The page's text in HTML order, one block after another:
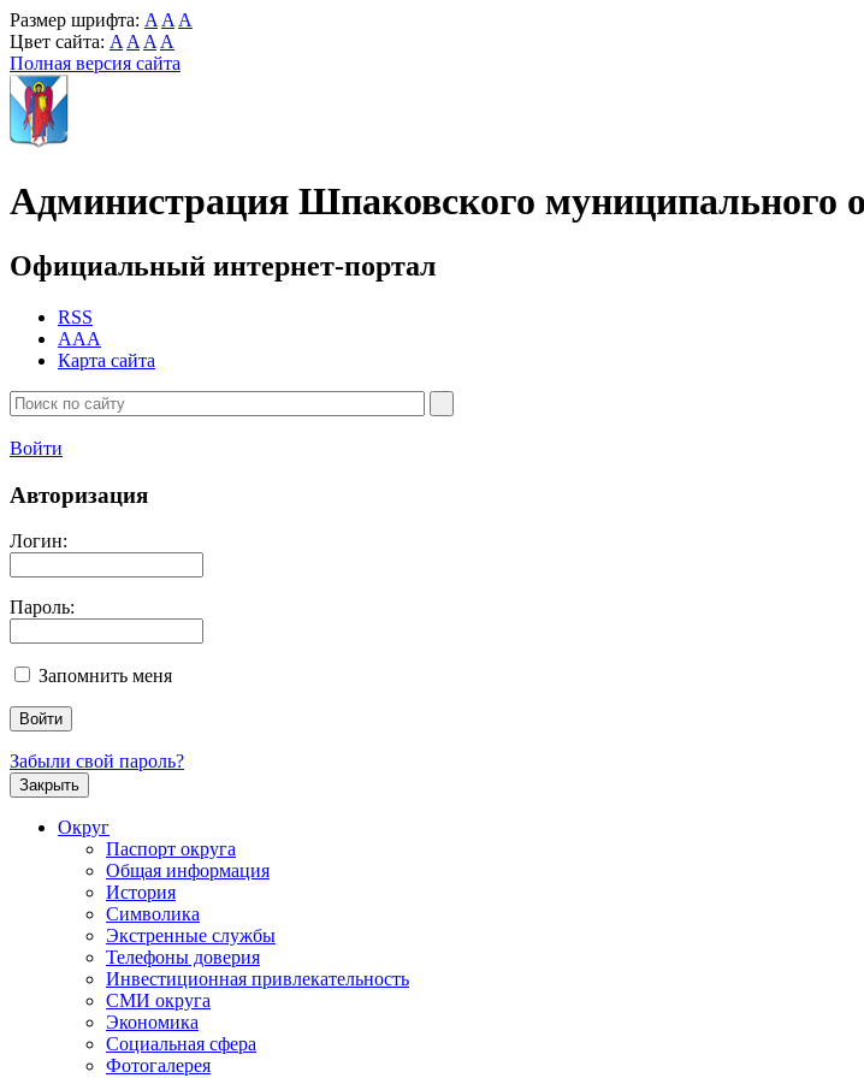
Размер шрифта: A A A
Цвет сайта: A A A A
Полная версия сайта
Администрация Шпаковского муниципального
Официальный интернет-портал
RSS
AAA
Карта сайта
Войти
Авторизация
Логин:
Пароль:
Запомнить меня
Забыли свой пароль?
Закрыть
Округ
Паспорт округа
Общая информация
История
Символика
Экстренные службы
Телефоны доверия
Инвестиционная привлекательность
СМИ округа
Экономика
Социальная сфера
Фотогалерея